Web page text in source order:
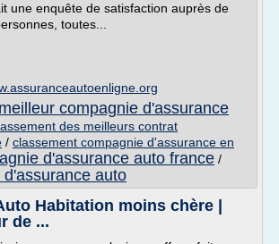
une enquête de satisfaction auprès de
toutes...
meilleur compagnie d'assurance
des meilleurs contrat
/ classement compagnie d'assurance en
d'assurance auto france /
auto
Habitation moins chère |
de ...